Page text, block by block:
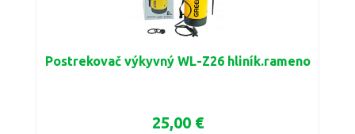
Postrekovač výkyvný WL-Z26 hliník.rameno
25,00 €